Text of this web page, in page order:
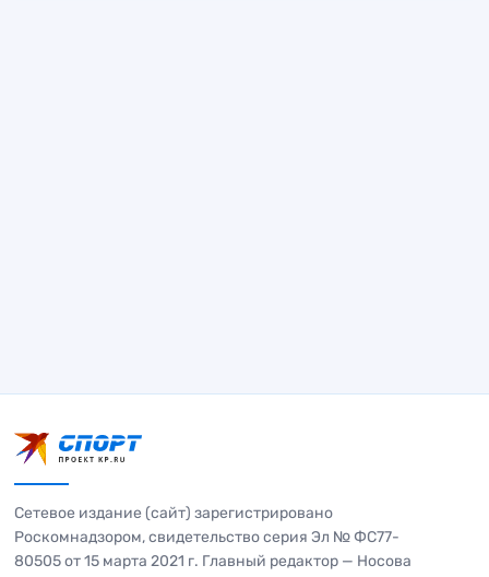
Сетевое издание (сайт) зарегистрировано
Роскомнадзором, свидетельство серия Эл № ФС77-
80505 от 15 марта 2021 г. Главный редактор — Носова